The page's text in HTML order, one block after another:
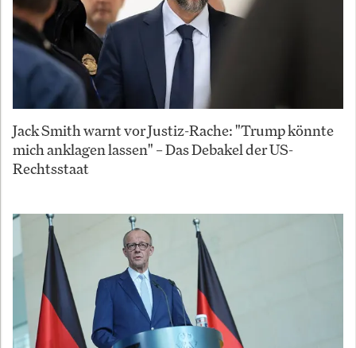
Jack Smith warnt vor Justiz-Rache: "Trump könnte
mich anklagen lassen" – Das Debakel der US-
Rechtsstaat